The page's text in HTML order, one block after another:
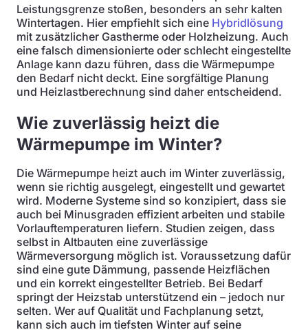
Leistungsgrenze stoßen, besonders an sehr kalten
Wintertagen. Hier empfiehlt sich eine Hybridlösung
mit zusätzlicher Gastherme oder Holzheizung. Auch
eine falsch dimensionierte oder schlecht eingestellte
Anlage kann dazu führen, dass die Wärmepumpe
den Bedarf nicht deckt. Eine sorgfältige Planung
und Heizlastberechnung sind daher entscheidend.
Wie zuverlässig heizt die
Wärmepumpe im Winter?
Die Wärmepumpe heizt auch im Winter zuverlässig,
wenn sie richtig ausgelegt, eingestellt und gewartet
wird. Moderne Systeme sind so konzipiert, dass sie
auch bei Minusgraden effizient arbeiten und stabile
Vorlauftemperaturen liefern. Studien zeigen, dass
selbst in Altbauten eine zuverlässige
Wärmeversorgung möglich ist. Voraussetzung dafür
sind eine gute Dämmung, passende Heizflächen
und ein korrekt eingestellter Betrieb. Bei Bedarf
springt der Heizstab unterstützend ein – jedoch nur
selten. Wer auf Qualität und Fachplanung setzt,
kann sich auch im tiefsten Winter auf seine